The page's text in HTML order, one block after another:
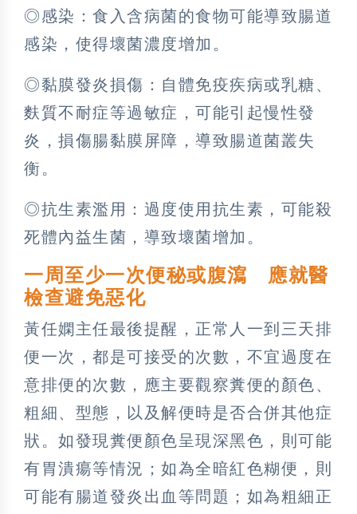
◎感染：食入含病菌的食物可能導致腸道
感染，使得壞菌濃度增加。
◎黏膜發炎損傷：自體免疫疾病或乳糖、
麩質不耐症等過敏症，可能引起慢性發
炎，損傷腸黏膜屏障，導致腸道菌叢失
衡。
◎抗生素濫用：過度使用抗生素，可能殺
死體內益生菌，導致壞菌增加。
一周至少一次便秘或腹瀉 應就醫
檢查避免惡化
黃任嫻主任最後提醒，正常人一到三天排
便一次，都是可接受的次數，不宜過度在
意排便的次數，應主要觀察糞便的顏色、
粗細、型態，以及解便時是否合併其他症
狀。如發現糞便顏色呈現深黑色，則可能
有胃潰瘍等情況；如為全暗紅色糊便，則
可能有腸道發炎出血等問題；如為粗細正